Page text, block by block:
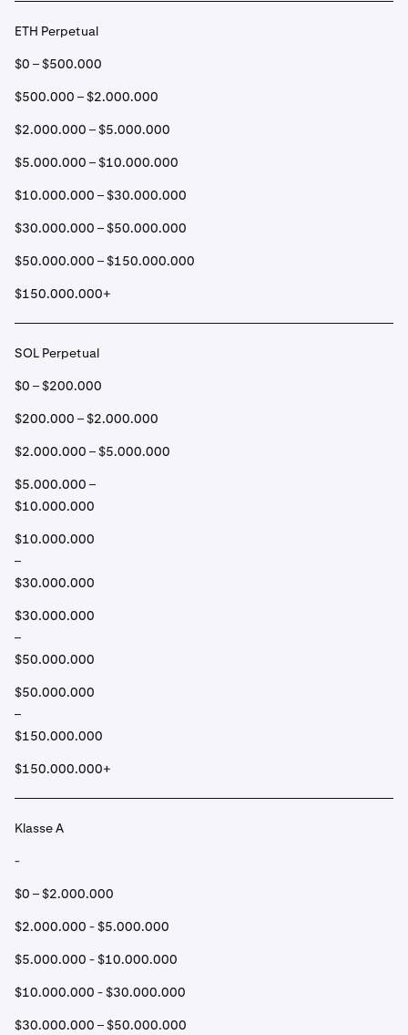
ETH Perpetual
$0 – $500.000
$500.000 – $2.000.000
$2.000.000 – $5.000.000
$5.000.000 – $10.000.000
$10.000.000 – $30.000.000
$30.000.000 – $50.000.000
$50.000.000 – $150.000.000
$150.000.000+
SOL Perpetual
$0 – $200.000
$200.000 – $2.000.000
$2.000.000 – $5.000.000
$5.000.000 –
$10.000.000
$10.000.000
–
$30.000.000
$30.000.000
–
$50.000.000
$50.000.000
–
$150.000.000
$150.000.000+
Klasse A
-
$0 – $2.000.000
$2.000.000 - $5.000.000
$5.000.000 - $10.000.000
$10.000.000 - $30.000.000
$30.000.000 – $50.000.000